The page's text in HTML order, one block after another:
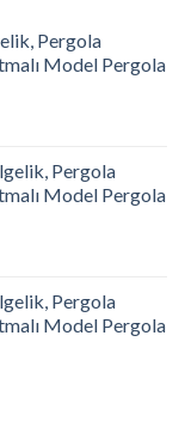
Pergola
Model Pergola
Pergola
Model Pergola
Pergola
Model Pergola